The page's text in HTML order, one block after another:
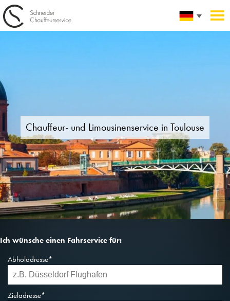
Chauffeur- und Limousinenservice in Toulouse
Ich wünsche einen Fahrservice für:
Abholadresse*
Zieladresse*